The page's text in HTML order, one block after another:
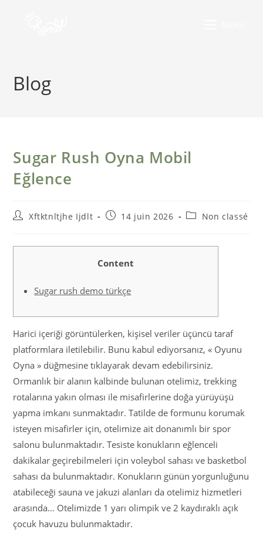
Blog
Sugar Rush Oyna Mobil
Eğlence
Xftktnltjhe Ijdlt 14 juin 2026 Non classé
Content
Sugar rush demo türkçe
Harici içeriği görüntülerken, kişisel veriler üçüncü taraf
platformlara iletilebilir. Bunu kabul ediyorsanız, « Oyunu
Oyna » düğmesine tıklayarak devam edebilirsiniz.
Ormanlık bir alanın kalbinde bulunan otelimiz, trekking
rotalarına yakın olması ile misafirlerine doğa yürüyüşü
yapma imkanı sunmaktadır. Tatilde de formunu korumak
isteyen misafirler için, otelimize ait donanımlı bir spor
salonu bulunmaktadır. Tesiste konukların eğlenceli
dakikalar geçirebilmeleri için voleybol sahası ve basketbol
sahası da bulunmaktadır. Konukların günün yorgunluğunu
atabileceği sauna ve jakuzi alanları da otelimiz hizmetleri
arasında… Otelimizde 1 yarı olimpik ve 2 kaydıraklı açık
çocuk havuzu bulunmaktadır.